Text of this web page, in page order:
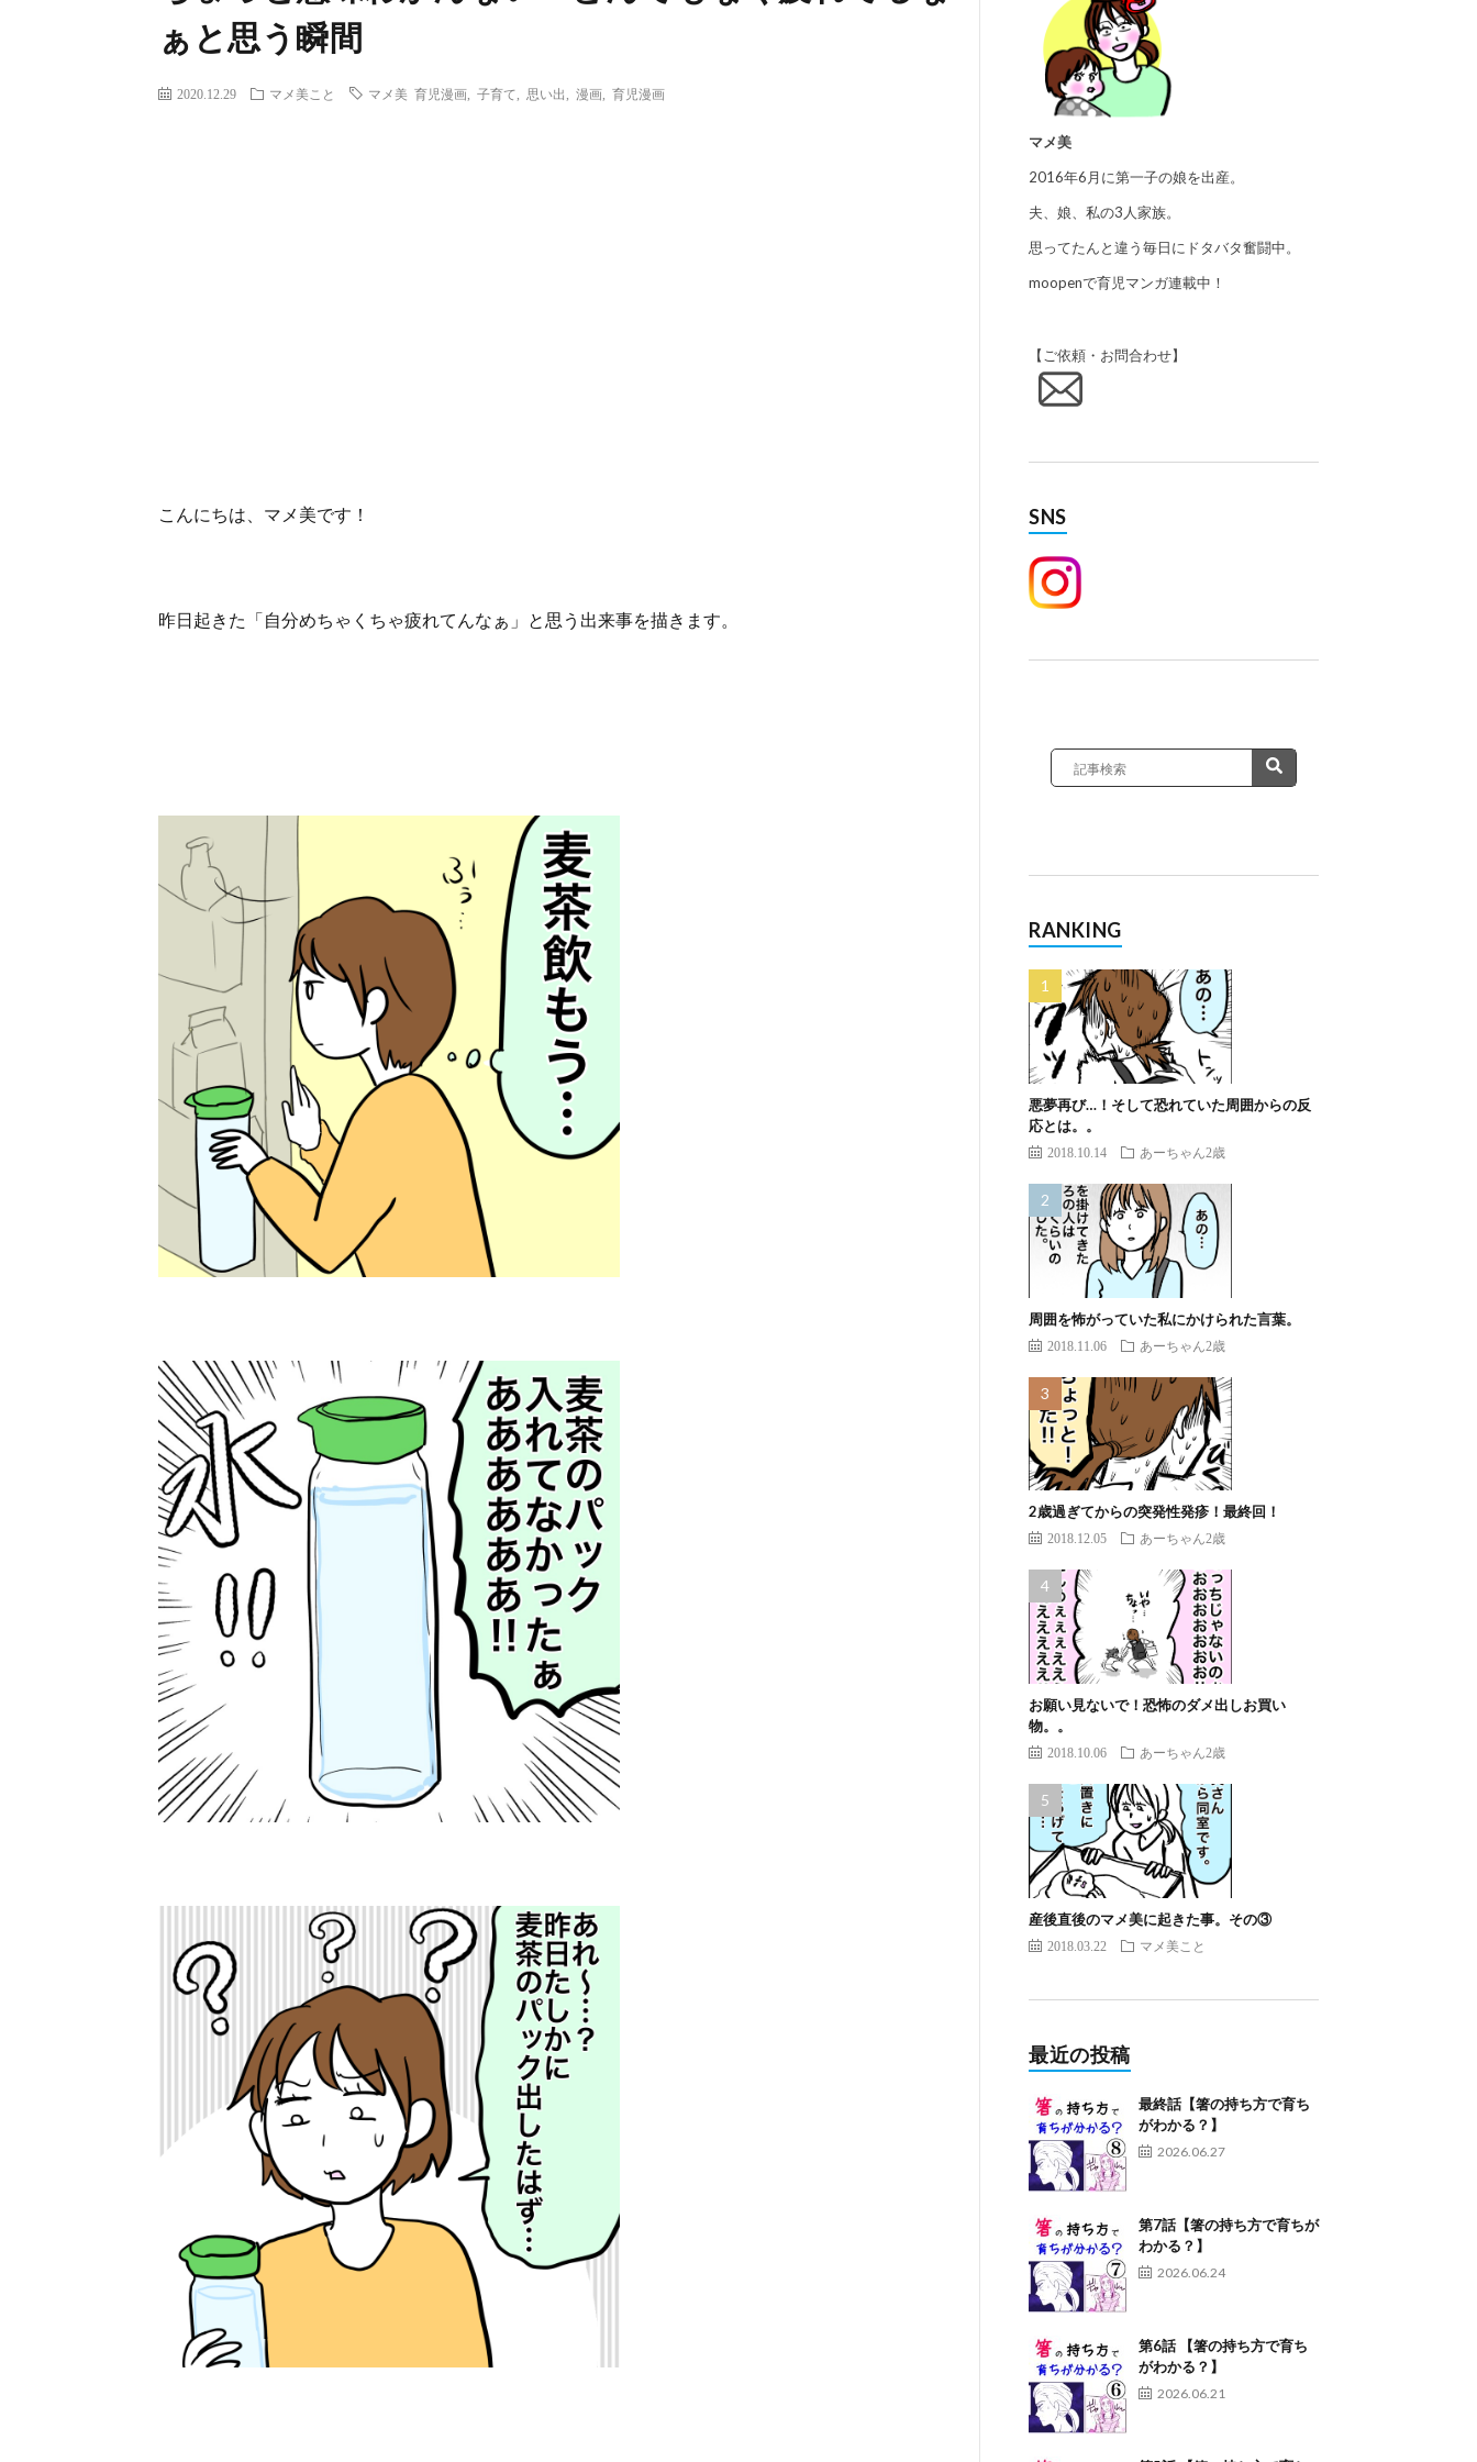
ぁと思う瞬間
2020.12.29 マメ美こと マメ美 育児漫画 子育て 思い出 漫画 育児漫画
こんにちは、マメ美です！
昨日起きた「自分めちゃくちゃ疲れてんなぁ」と思う出来事を描きます。
マメ美
2016年6月に第一子の娘を出産。
夫、娘、私の3人家族。
思ってたんと違う毎日にドタバタ奮闘中。
moopenで育児マンガ連載中！
【ご依頼・お問合わせ】
SNS
RANKING
悪夢再び…！そして恐れていた周囲からの反
応とは。。
2018.10.14 あーちゃん2歳
周囲を怖がっていた私にかけられた言葉。
2018.11.06 あーちゃん2歳
2歳過ぎてからの突発性発疹！最終回！
2018.12.05 あーちゃん2歳
お願い見ないで！恐怖のダメ出しお買い
物。。
2018.10.06 あーちゃん2歳
産後直後のマメ美に起きた事。その③
2018.03.22 マメ美こと
最近の投稿
最終話【箸の持ち方で育ち
がわかる？】
2026.06.27
第7話【箸の持ち方で育ちが
わかる？】
2026.06.24
第6話 【箸の持ち方で育ち
がわかる？】
2026.06.21